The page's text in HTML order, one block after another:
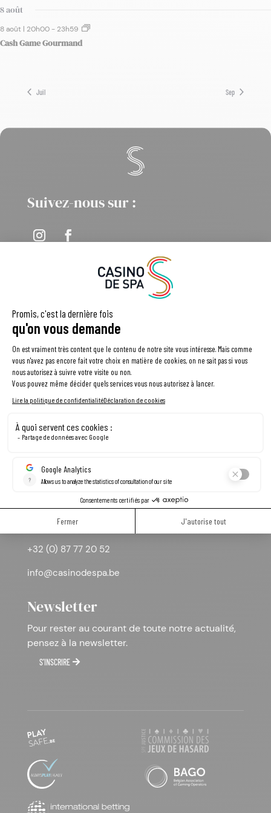
8 août
8 août | 20h00- 23h59
Cash Game Gourmand
Juil Sep
Suivez-nous sur :
Informations
Casino
Poker
Nos évènements
Programme fidélité
Le Grill
À propos
Contact
Rue Royale, 4
4900 Spa
+32 (0) 87 77 20 52
info@casinodespa.be
Newsletter
Pour rester au courant de toute notre actualité,
pensez à la newsletter.
S'INSCRIRE